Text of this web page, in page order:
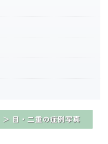
＞ 目・二重の症例写真